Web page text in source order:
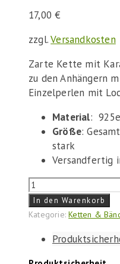
17,00€
zzgl.Versandkosten
Zarte Kette mit
zu den Anhängern
Einzelperlen mit
Material:
Größe:
stark
Versandfertig
Silberkette
45
cm
In den Warenkorb
Kategorie:Ketten &